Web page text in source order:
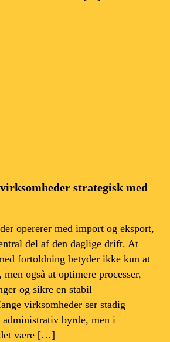
strategisk med
opererer med import og eksport,
del af den daglige drift. At
fortoldning betyder ikke kun at
også at optimere processer,
og sikre en stabil
virksomheder ser stadig
byrde, men i
være […]